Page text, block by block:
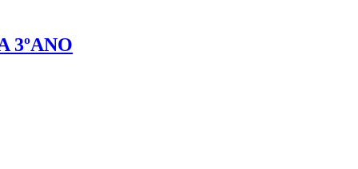
3ºANO